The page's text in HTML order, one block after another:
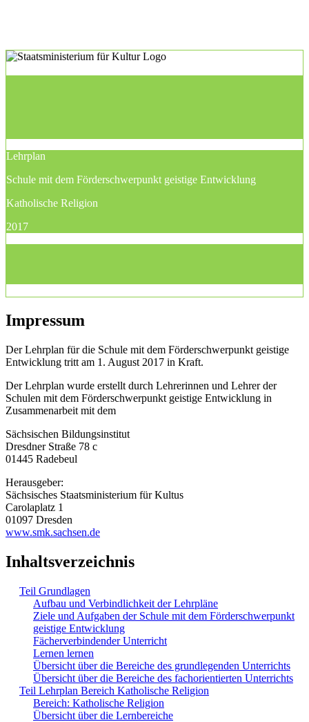
Lehrplan
Schule mit dem Förderschwerpunkt geistige Entwicklung
Katholische Religion
2017
Impressum
Der Lehrplan für die Schule mit dem Förderschwerpunkt geistige
Entwicklung tritt am 1. August 2017 in Kraft.
Der Lehrplan wurde erstellt durch Lehrerinnen und Lehrer der
Schulen mit dem Förderschwerpunkt geistige Entwicklung in
Zusammenarbeit mit dem
Sächsischen Bildungsinstitut
Dresdner Straße 78 c
01445 Radebeul
Herausgeber:
Sächsisches Staatsministerium für Kultus
Carolaplatz 1
01097 Dresden
www.smk.sachsen.de
Inhaltsverzeichnis
Teil Grundlagen
Aufbau und Verbindlichkeit der Lehrpläne
Ziele und Aufgaben der Schule mit dem Förderschwerpunkt
geistige Entwicklung
Fächerverbindender Unterricht
Lernen lernen
Übersicht über die Bereiche des grundlegenden Unterrichts
Übersicht über die Bereiche des fachorientierten Unterrichts
Teil Lehrplan Bereich Katholische Religion
Bereich: Katholische Religion
Übersicht über die Lernbereiche